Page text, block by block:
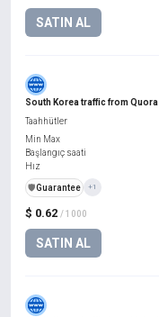
SATIN AL
South Korea traffic from Quora
$ 0.62 / 1000
SATIN AL
Taahhütler
Min Max
Başlangıç saati
Hız
️🛡️Guarantee +1